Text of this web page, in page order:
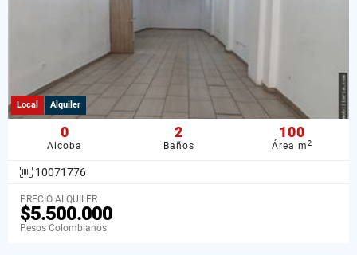
Local Alquiler
0
Alcoba
2
Baños
100
Área m2
10071776
PRECIO ALQUILER
$5.500.000
Pesos Colombianos